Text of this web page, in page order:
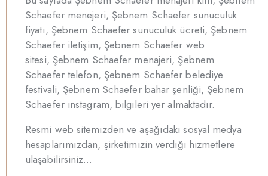
Schaefer menejeri, Şebnem Schaefer sunuculuk
fiyatı, Şebnem Schaefer sunuculuk ücreti, Şebnem
Schaeferiletişim, Şebnem Schaefer web
sitesi, Şebnem Schaefer menajeri, Şebnem
Schaefertelefon, Şebnem Schaefer belediye
festivali, Şebnem Schaeferbahar şenliği, Şebnem
Schaefer instagram, bilgileri yer almaktadır.
Resmi web sitemizden ve aşağıdaki sosyal medya
hesaplarımızdan, şirketimizin verdiği hizmetlere
ulaşabilirsiniz…